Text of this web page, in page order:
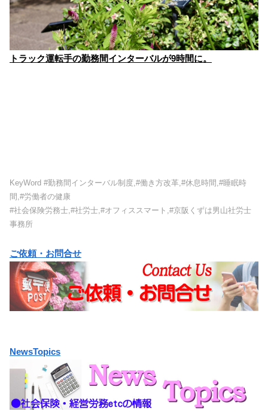
トラック運転手の勤務間インターバルが9時間に。
KeyWord #勤務間インターバル制度,#働き方改革,#休息時間,#睡眠時
間,#労働者の健康
#社会保険労務士,#社労士,#オフィススマート,#京阪くずは男山社労士
事務所
ご依頼・お問合せ
NewsTopics